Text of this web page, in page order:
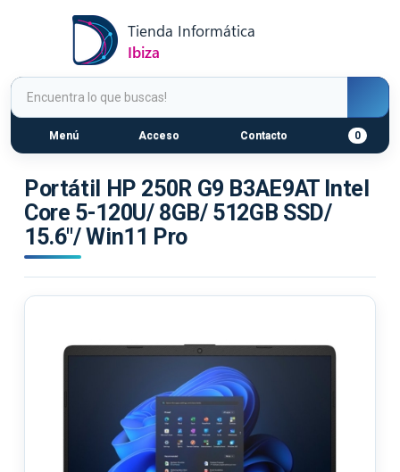
Menú Acceso Contacto 0
Portátil HP 250R G9 B3AE9AT Intel
Core 5-120U/ 8GB/ 512GB SSD/
15.6"/ Win11 Pro